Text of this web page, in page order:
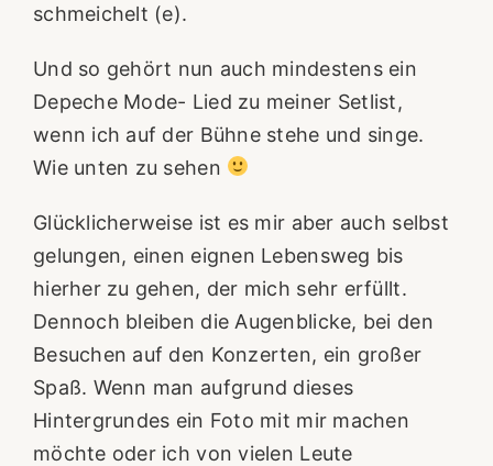
schmeichelt (e).
Und so gehört nun auch mindestens ein
Depeche Mode- Lied zu meiner Setlist,
wenn ich auf der Bühne stehe und singe.
Wie unten zu sehen
Glücklicherweise ist es mir aber auch selbst
gelungen, einen eignen Lebensweg bis
hierher zu gehen, der mich sehr erfüllt.
Dennoch bleiben die Augenblicke, bei den
Besuchen auf den Konzerten, ein großer
Spaß. Wenn man aufgrund dieses
Hintergrundes ein Foto mit mir machen
möchte oder ich von vielen Leute